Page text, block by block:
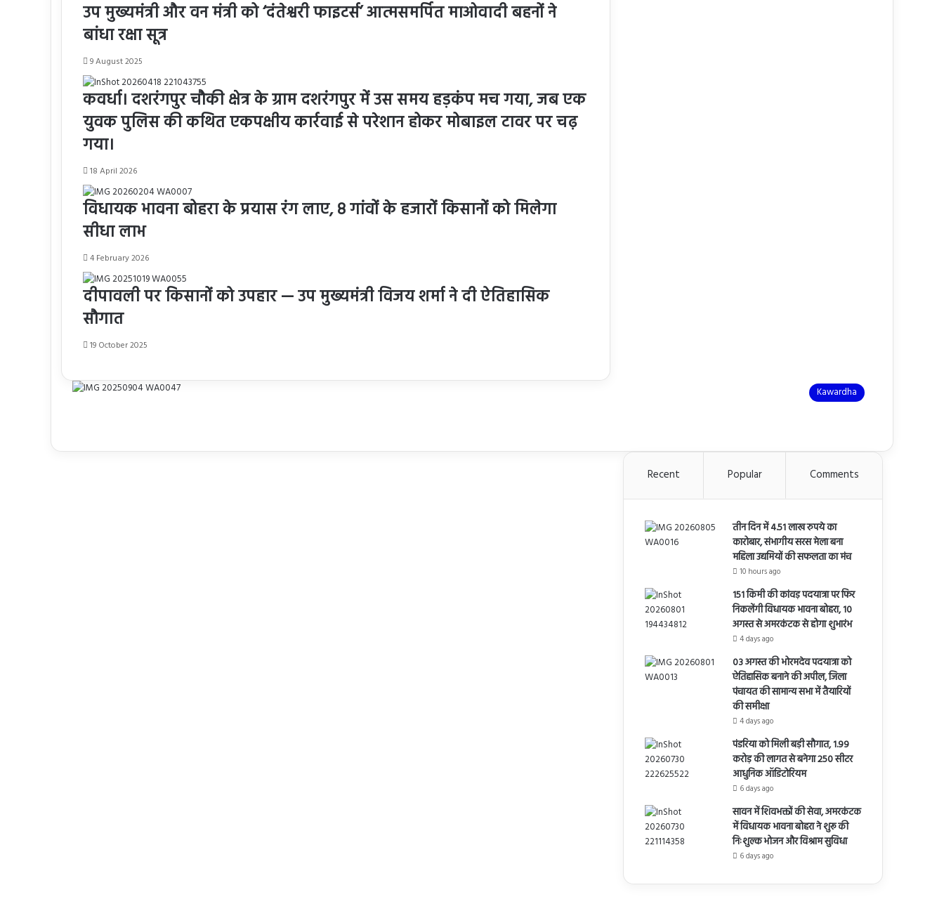
उप मुख्यमंत्री और वन मंत्री को ‘दंतेश्वरी फाइटर्स’ आत्मसमर्पित माओवादी बहनों ने
बांधा रक्षा सूत्र
9 August 2025
कवर्धा। दशरंगपुर चौकी क्षेत्र के ग्राम दशरंगपुर में उस समय हड़कंप मच गया, जब एक
युवक पुलिस की कथित एकपक्षीय कार्रवाई से परेशान होकर मोबाइल टावर पर चढ़
गया।
18 April 2026
विधायक भावना बोहरा के प्रयास रंग लाए, 8 गांवों के हजारों किसानों को मिलेगा
सीधा लाभ
4 February 2026
दीपावली पर किसानों को उपहार — उप मुख्यमंत्री विजय शर्मा ने दी ऐतिहासिक
सौगात
19 October 2025
Kawardha
Recent Popular Comments
तीन दिन में 4.51 लाख रुपये का
कारोबार, संभागीय सरस मेला बना
महिला उद्यमियों की सफलता का मंच
10 hours ago
151 किमी की कांवड़ पदयात्रा पर फिर
निकलेंगी विधायक भावना बोहरा, 10
अगस्त से अमरकंटक से होगा शुभारंभ
4 days ago
03 अगस्त की भोरमदेव पदयात्रा को
ऐतिहासिक बनाने की अपील, जिला
पंचायत की सामान्य सभा में तैयारियों
की समीक्षा
4 days ago
पंडरिया को मिली बड़ी सौगात, 1.99
करोड़ की लागत से बनेगा 250 सीटर
आधुनिक ऑडिटोरियम
6 days ago
सावन में शिवभक्तों की सेवा, अमरकंटक
में विधायक भावना बोहरा ने शुरू की
निःशुल्क भोजन और विश्राम सुविधा
6 days ago